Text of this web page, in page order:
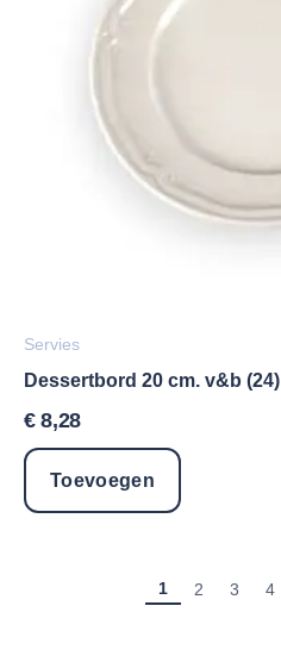
Servies
Dessertbord 20 cm. v&b (24)
€8,28
Toevoegen
1 2 3 4